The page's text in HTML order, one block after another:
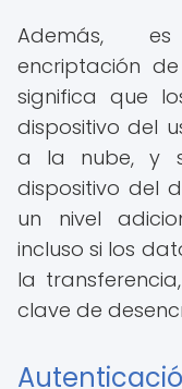
Además,
encriptación
significa que
dispositivo del
a la nube, y
dispositivo del
un nivel
incluso si los
la
clave de